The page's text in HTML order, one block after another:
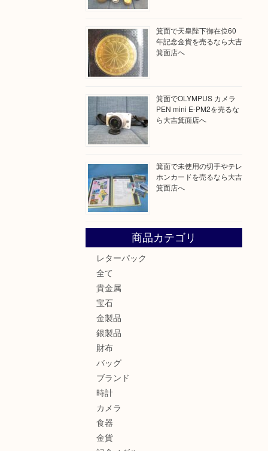
箕面で天皇陛下御在位60
年記念金貨を売るなら大吉
箕面店へ
箕面でOLYMPUS カメラ
PEN mini E-PM2を売るな
ら大吉箕面店へ
箕面で未使用の切手やテレ
ホンカードを売るなら大吉
箕面店へ
商品カテゴリ
レターパック
全て
貴金属
宝石
金製品
銀製品
財布
バッグ
ブランド
時計
カメラ
食器
金貨